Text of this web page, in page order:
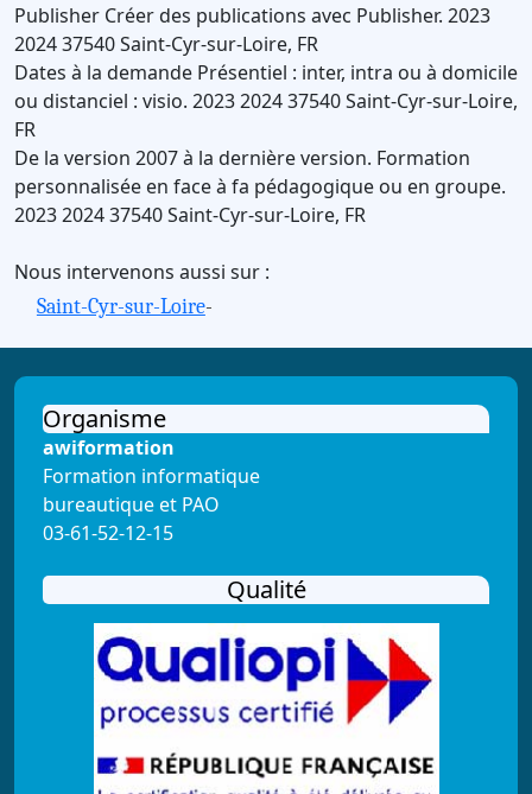
Publisher Créer des publications avec Publisher. 2023
202437540Saint-Cyr-sur-Loire, FR
Dates à la demande Présentiel : inter, intra ou à domicile
ou distanciel : visio. 2023202437540Saint-Cyr-sur-Loire,
FR
De la version 2007 à la dernière version. Formation
personnalisée en face à fa pédagogique ou en groupe.
2023202437540Saint-Cyr-sur-Loire, FR
Nous intervenons aussi sur :
Saint-Cyr-sur-Loire-
Organisme
awiformation
Formation informatique
bureautique et PAO
03-61-52-12-15
Qualité